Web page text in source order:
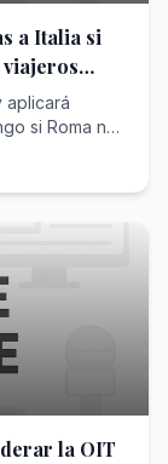
firme y
en lo
humanos
de la
desarrollando
a Italia si
aplicará
si Roma no
la OIT